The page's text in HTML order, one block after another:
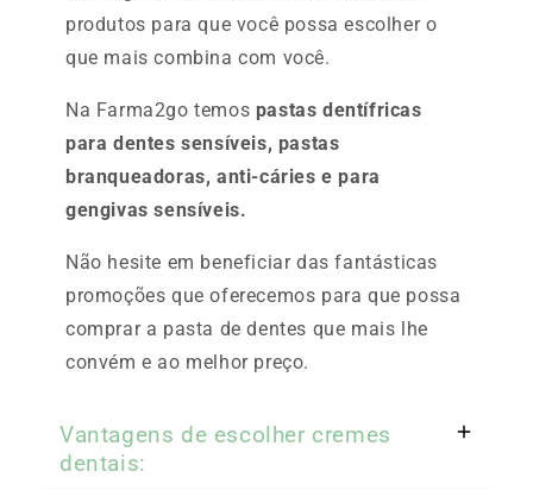
produtos para que você possa escolher o
que mais combina com você.
Na Farma2go temos pastas dentífricas
para dentes sensíveis, pastas
branqueadoras, anti-cáries e para
gengivas sensíveis.
Não hesite em beneficiar das fantásticas
promoções que oferecemos para que possa
comprar a pasta de dentes que mais lhe
convém e ao melhor preço.
Vantagens de escolher cremes
dentais: